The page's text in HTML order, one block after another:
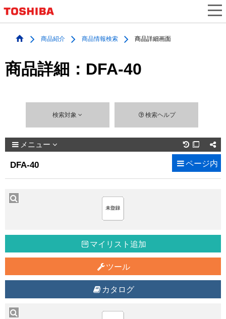
商品紹介 商品情報検索 商品詳細画面
商品詳細：DFA-40
検索対象 検索ヘルプ
メニュー 
DFA-40 ページ内
マイリスト追加
ツール
カタログ